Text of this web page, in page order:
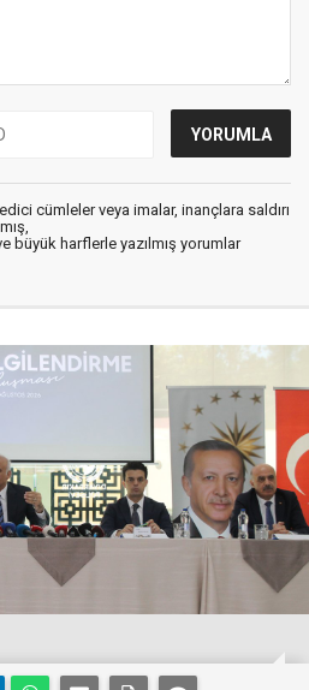
cümleler veya imalar, inançlara saldırı
büyük harflerle yazılmış yorumlar